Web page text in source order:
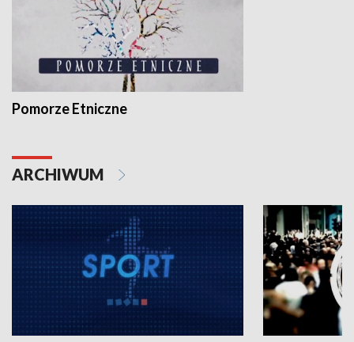
Pomorze Etniczne
ARCHIWUM